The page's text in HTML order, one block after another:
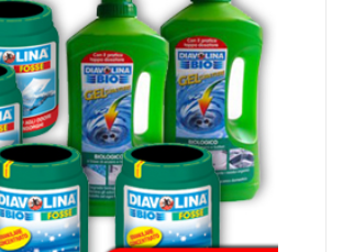
per la pulizia e il mantenimento delle
alla speciale composizione a base
combattono facilmente cattivi odori,
Ideali anche per avviare nuove fosse,
spurgate e per riattivare sistemi
rilasciato attraverso gli scarichi di